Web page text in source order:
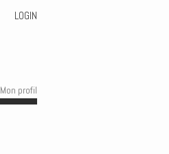
LOGIN
Mon profil